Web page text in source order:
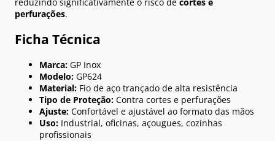
perfurações.
Ficha Técnica
Marca: GP Inox
Modelo: GP624
Material: Fio de aço trançado de alta resistência
Tipo de Proteção: Contra cortes e perfurações
Ajuste: Confortável e ajustável ao formato das mãos
Uso: Industrial, oficinas, açougues, cozinhas
profissionais